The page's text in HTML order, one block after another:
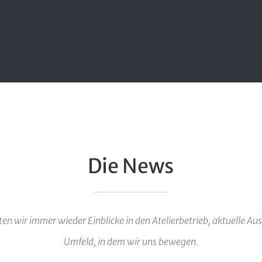
Die News
wir immer wieder Einblicke in den Atelierbetrieb, aktuelle
Umfeld, in dem wir uns bewegen.